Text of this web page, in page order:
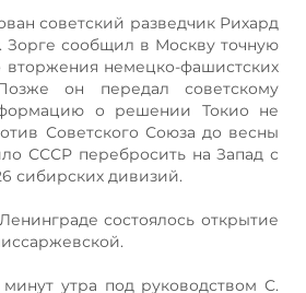
советский разведчик Рихард
Зорге сообщил в Москву точную
вторжения немецко-фашистских
он передал советскому
о решении Токио не
Советского Союза до весны
СССР перебросить на Запад с
сибирских дивизий.
состоялось открытие
минут утра под руководством С.